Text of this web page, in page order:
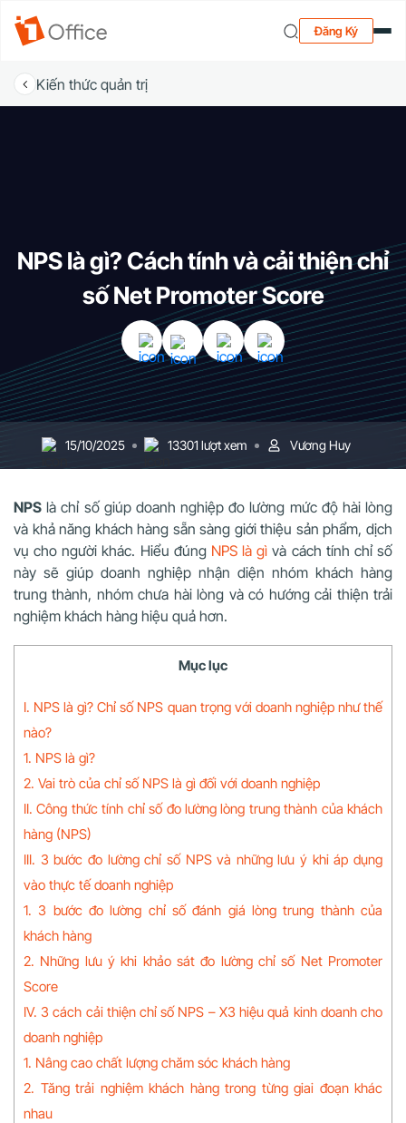
Đăng Ký
Kiến thức quản trị
NPS là gì? Cách tính và cải thiện chỉ
số Net Promoter Score
15/10/2025 13301 lượt xem Vương Huy
NPS là chỉ số giúp doanh nghiệp đo lường mức độ hài lòng
và khả năng khách hàng sẵn sàng giới thiệu sản phẩm, dịch
vụ cho người khác. Hiểu đúng NPS là gì và cách tính chỉ số
này sẽ giúp doanh nghiệp nhận diện nhóm khách hàng
trung thành, nhóm chưa hài lòng và có hướng cải thiện trải
nghiệm khách hàng hiệu quả hơn.
Mục lục
I. NPS là gì? Chỉ số NPS quan trọng với doanh nghiệp như thế
nào?
1. NPS là gì?
2. Vai trò của chỉ số NPS là gì đối với doanh nghiệp
II. Công thức tính chỉ số đo lường lòng trung thành của khách
hàng (NPS)
III. 3 bước đo lường chỉ số NPS và những lưu ý khi áp dụng
vào thực tế doanh nghiệp
1. 3 bước đo lường chỉ số đánh giá lòng trung thành của
khách hàng
2. Những lưu ý khi khảo sát đo lường chỉ số Net Promoter
Score
IV. 3 cách cải thiện chỉ số NPS – X3 hiệu quả kinh doanh cho
doanh nghiệp
1. Nâng cao chất lượng chăm sóc khách hàng
2. Tăng trải nghiệm khách hàng trong từng giai đoạn khác
nhau